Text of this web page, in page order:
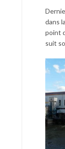
dans
point
suit